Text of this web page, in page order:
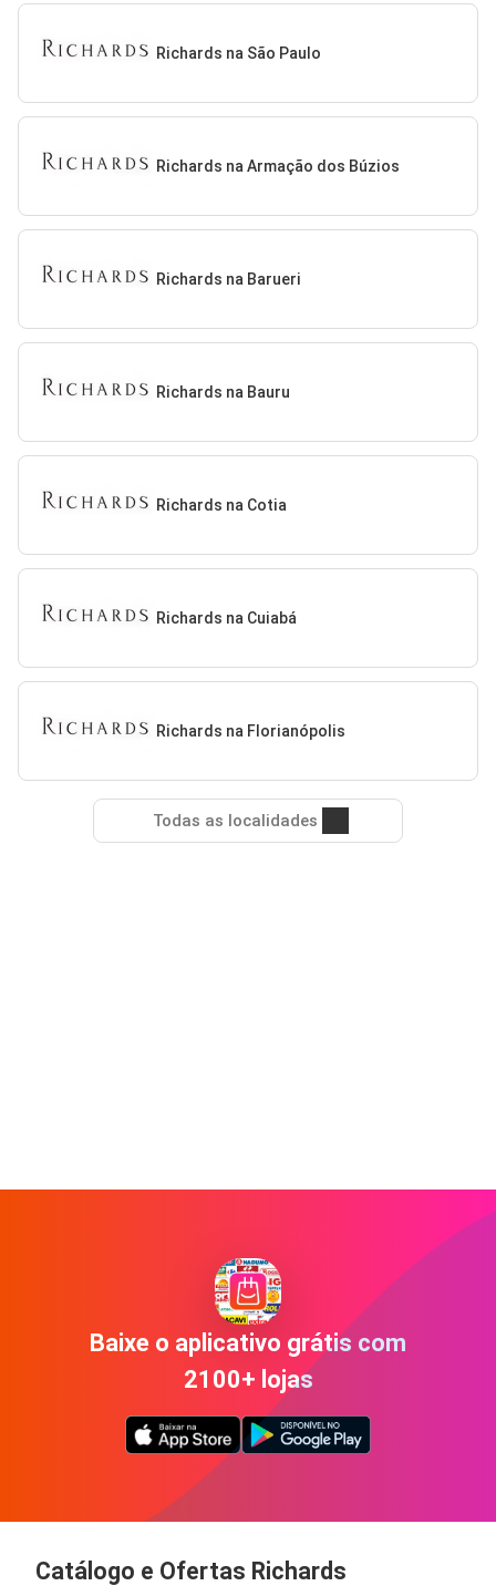
Richards na São Paulo
Richards na Armação dos Búzios
Richards na Barueri
Richards na Bauru
Richards na Cotia
Richards na Cuiabá
Richards na Florianópolis
Todas as localidades
Baixe o aplicativo grátis com
2100+ lojas
Catálogo e Ofertas Richards